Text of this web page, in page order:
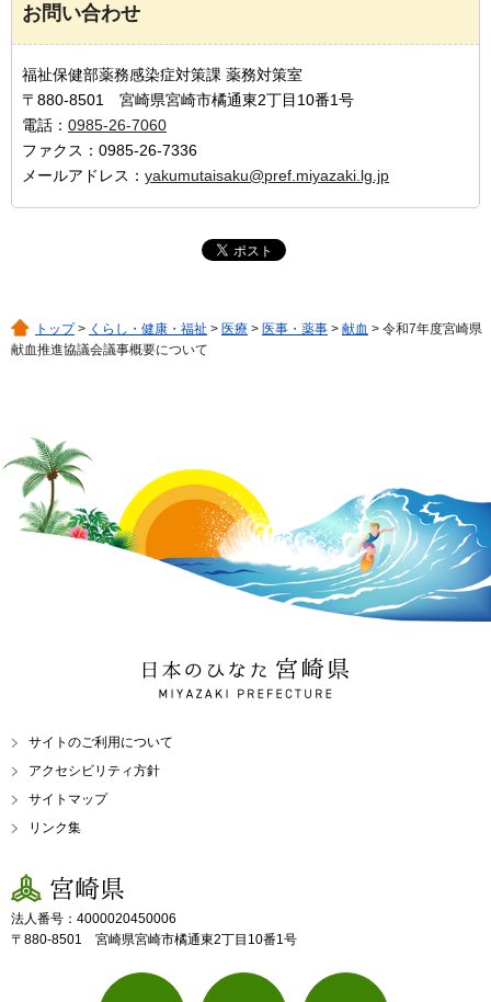
お問い合わせ
福祉保健部薬務感染症対策課 薬務対策室
〒880-8501 宮崎県宮崎市橘通東2丁目10番1号
電話： 0985-26-7060
ファクス：0985-26-7336
メールアドレス： yakumutaisaku@pref.miyazaki.lg.jp
トップ> くらし・健康・福祉 > 医療 > 医事・薬事 > 献血 > 令和7年度宮崎県
献血推進協議会議事概要について
日本のひなた 宮崎県
MIYAZAKI PREFECTURE
サイトのご利用について
アクセシビリティ方針
サイトマップ
リンク集
宮崎県
法人番号：4000020450006
〒880-8501 宮崎県宮崎市橘通東2丁目10番1号